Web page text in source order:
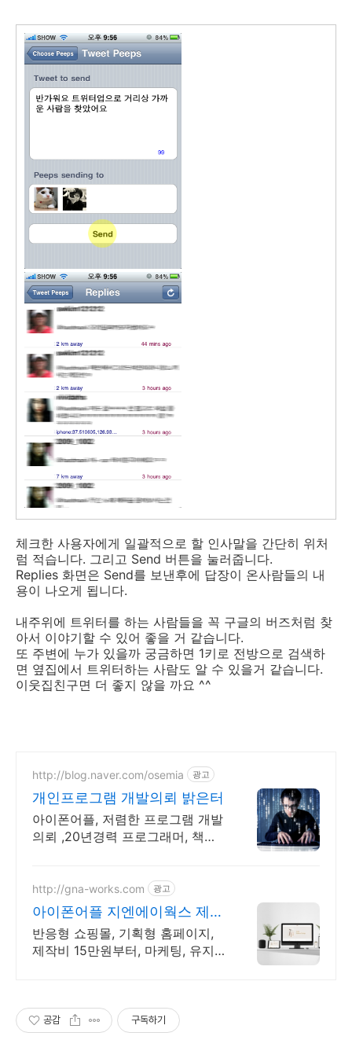
체크한 사용자에게 일괄적으로 할 인사말을 간단히 위처
럼 적습니다. 그리고 Send 버튼을 눌러줍니다.
Replies 화면은 Send를 보낸후에 답장이 온사람들의 내
용이 나오게 됩니다.
내주위에 트위터를 하는 사람들을 꼭 구글의 버즈처럼 찾
아서 이야기할 수 있어 좋을 거 같습니다.
또 주변에 누가 있을까 궁금하면 1키로 전방으로 검색하
면 옆집에서 트위터하는 사람도 알 수 있을거 같습니다.
이웃집친구면 더 좋지 않을 까요 ^^
http://blog.naver.com/osemia 광고
개인프로그램 개발의뢰 밝은터
아이폰어플, 저렴한 프로그램 개발
의뢰 ,20년경력 프로그래머, 책임
http://gna-works.com 광고
아이폰어플 지엔에이웍스 제작
비용 최저 15만원부터!
반응형 쇼핑몰, 기획형 홈페이지,
제작비 15만원부터, 마케팅, 유지
공감 구독하기